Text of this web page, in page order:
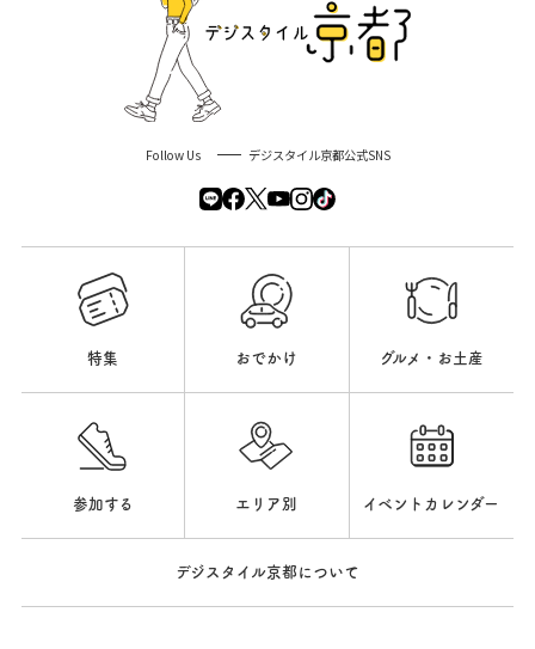
Follow Us デジスタイル京都公式SNS
特集 おでかけ グルメ・お土産
参加する エリア別 イベントカレンダー
デジスタイル京都について